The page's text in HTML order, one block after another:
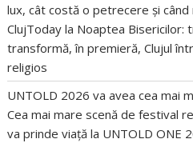
lux, cât costă o petrecere și
ClujToday la Noaptea Bisericilor:
transformă, în premieră, Clujul
religios
UNTOLD 2026 va avea cea mai
Cea mai mare scenă de festival
va prinde viață la UNTOLD ONE